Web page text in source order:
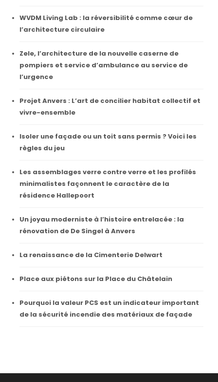
WVDM Living Lab : la réversibilité comme cœur de
l’architecture circulaire
Zele, l’architecture de la nouvelle caserne de
pompiers et service d’ambulance au service de
l’urgence
Projet Anvers : L’art de concilier habitat collectif et
vivre-ensemble
Isoler une façade ou un toit sans permis ? Voici les
règles du jeu
Les assemblages verre contre verre et les profilés
minimalistes façonnent le caractère de la
résidence Hallepoort
Un joyau moderniste à l’histoire entrelacée : la
rénovation de De Singel à Anvers
La renaissance de la Cimenterie Delwart
Place aux piétons sur la Place du Châtelain
Pourquoi la valeur PCS est un indicateur important
de la sécurité incendie des matériaux de façade